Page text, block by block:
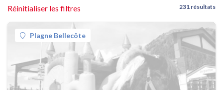
Réinitialiser les filtres 231 résultats
Plagne Bellecôte